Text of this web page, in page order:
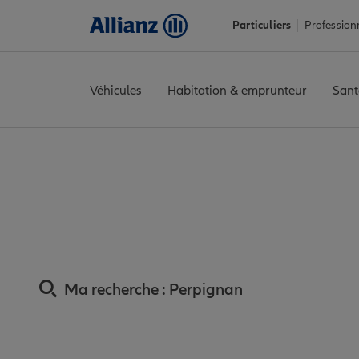
Particuliers
Véhicules Habitation & emprunteur
Ma recherche : Perpignan